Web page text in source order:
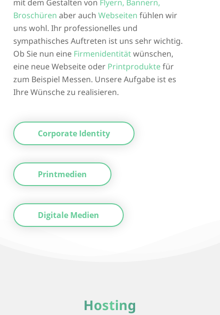
mit dem Gestalten von Flyern, Bannern,
Broschüren aber auch Webseiten fühlen wir
uns wohl. Ihr professionelles und
sympathisches Auftreten ist uns sehr wichtig.
Ob Sie nun eine Firmenidentitätwünschen,
eine neue Webseite oder Printproduktefür
zum Beispiel Messen. Unsere Aufgabe ist es
Ihre Wünsche zu realisieren.
Corporate Identity
Printmedien
Digitale Medien
Hosting